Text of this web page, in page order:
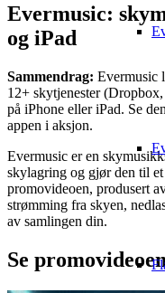
Evermusic:
og iPad
Sammendrag: Evermusic
12+ skytjenester
på iPhone eller iPad. Se
appen i aksjon.
Evermusic er en
skylagring og gjør den til
promovideoen, produsert
strømming fra skyen,
av samlingen din.
Se